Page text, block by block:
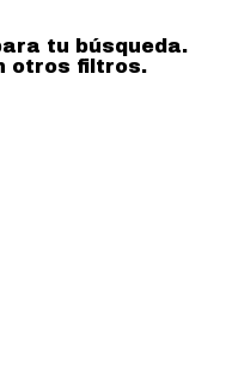
tu búsqueda.
otros filtros.